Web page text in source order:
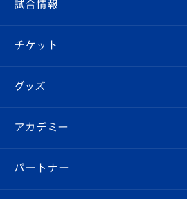
試合情報
チケット
イベント
メディア
クラブ概要
エンブレム紹介
スタッフプロフィール
マスコット紹介
はじめての観戦ガイド
Revive Team
ヴィヴィくんの長崎おもてなしガイド
試合情報
試合日程/結果
フォトギャラリー
スタジアムグルメ
チケット
チケット
V-LOVERS（ファンクラブ）
プレイヤーズスイート
グッズ
オンラインショップ
店舗情報
アカデミー
育成からのお知らせ
パートナー